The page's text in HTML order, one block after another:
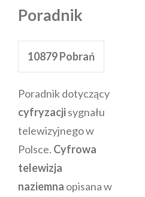
Poradnik
10879Pobrań
Poradnik dotyczący
cyfryzacjisygnału
telewizyjnego w
Polsce. Cyfrowa
telewizja
naziemna opisana w